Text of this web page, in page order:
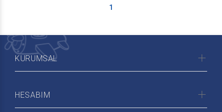
1
KURUMSAL
HESABIM